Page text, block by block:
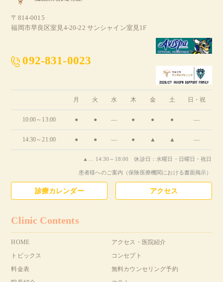
〒814-0015
福岡市早良区室見4-20-22 サンシャイン室見1F
092-831-0023
月 火 水 木 金 土 日・祝
10:00～13:00 ● ● ― ● ● ● ―
14:30～21:00 ● ● ― ● ▲ ▲ ―
▲… 14:30～18:00 休診日：水曜日・日曜日・祝日
患者様へのご案内（保険医療機関における書面掲示）
診療カレンダー アクセス
Clinic Contents
HOME
アクセス・医院紹介
トピックス
コンセプト
料金表
無料カウンセリング予約